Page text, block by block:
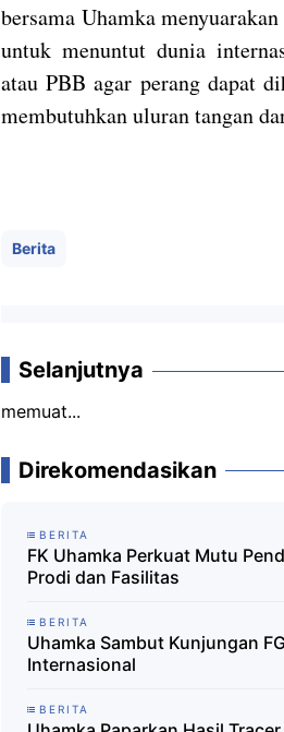
bersama Uhamka
untuk menuntut dunia
atau PBB agar perang dapat
membutuhkan uluran tangan
Berita
Selanjutnya
memuat...
Direkomendasikan
BERITA
FK Uhamka Perkuat Mutu
Prodi dan Fasilitas
BERITA
Uhamka Sambut Kunjungan
Internasional
BERITA